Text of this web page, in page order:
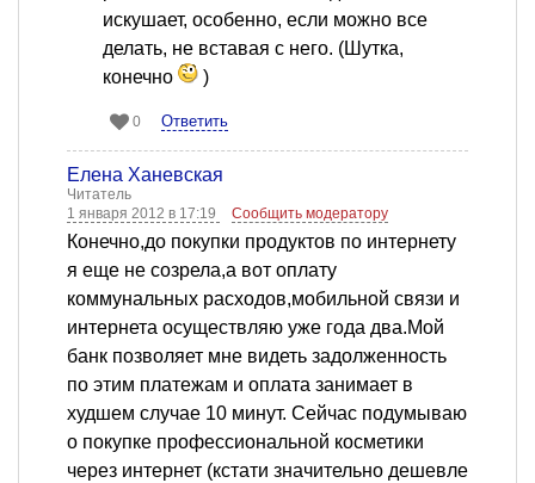
искушает, особенно, если можно все
делать, не вставая с него. (Шутка,
конечно
)
0 Ответить
Елена Ханевская
Читатель
1 января 2012 в 17:19
Сообщить модератору
Конечно,до покупки продуктов по интернету
я еще не созрела,а вот оплату
коммунальных расходов,мобильной связи и
интернета осуществляю уже года два.Мой
банк позволяет мне видеть задолженность
по этим платежам и оплата занимает в
худшем случае 10 минут. Сейчас подумываю
о покупке профессиональной косметики
через интернет (кстати значительно дешевле